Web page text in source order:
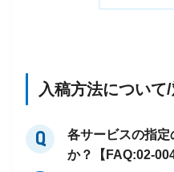
入稿方法について
Q
各サービスの指
か？【FAQ:02-